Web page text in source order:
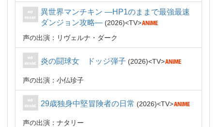
異世界マンチキン ―HP1のままで最強最速
ダンジョン攻略―
2026
TV
声の出演：リヴェルナ・ダーク
炎の闘球女 ドッジ弾子 2026 TV
声の出演：小仏珍子
29歳独身中堅冒険者の日常 2026 TV
声の出演：ナタリー